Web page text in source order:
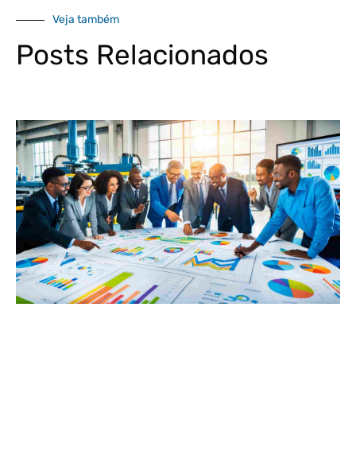
Veja também
Posts Relacionados